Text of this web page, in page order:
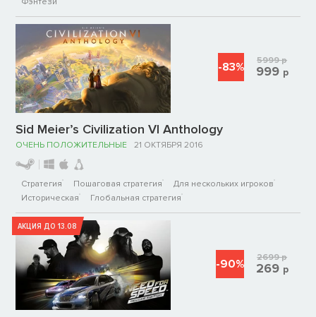
Sid Meier’s Civilization VI Anthology
ОЧЕНЬ ПОЛОЖИТЕЛЬНЫЕ 21 ОКТЯБРЯ 2016
Стратегия Пошаговая стратегия
Для нескольких игроков
Историческая
Глобальная стратегия
-83% 5999р
999 р
АКЦИЯ ДО 13.08
-90% 2699р
269 р